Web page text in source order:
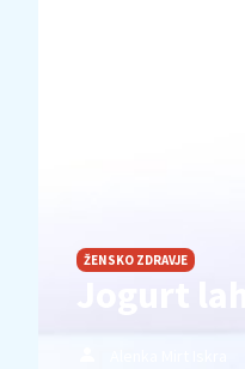
ŽENSKO ZDRAVJE
Jogurt